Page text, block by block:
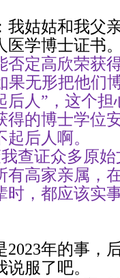
姑姑和我父
医学博士证书
定高欣荣获
果无形把他们
后人”，这个
得的博士学位
后人啊。
证众多原始
有高家亲属，
时，都应该实
年的事，
服了吧。